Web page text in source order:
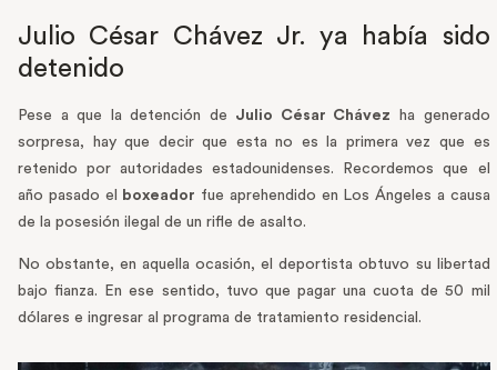
Julio César Chávez Jr. ya había sido
detenido
Pese a que la detención de Julio César Chávez
ha generado
sorpresa, hay que decir que esta no es la primera vez que es
retenido por autoridades estadounidenses. Recordemos que el
año pasado el
boxeador fue aprehendido en Los Ángeles a causa
de la posesión ilegal de un rifle de asalto.
No obstante, en aquella ocasión, el deportista obtuvo su libertad
bajo fianza. En ese sentido, tuvo que pagar una cuota de 50 mil
dólares e ingresar al programa de tratamiento residencial.